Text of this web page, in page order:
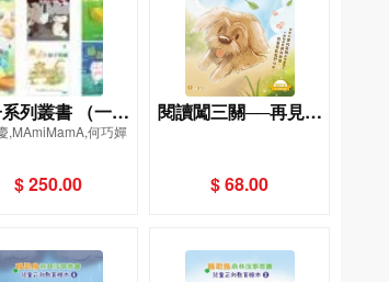
列叢書 （一套
九本）
,MAmiMamA,何巧嬋
$ 250.00
閱讀闖三關──再見，
$ 68.00